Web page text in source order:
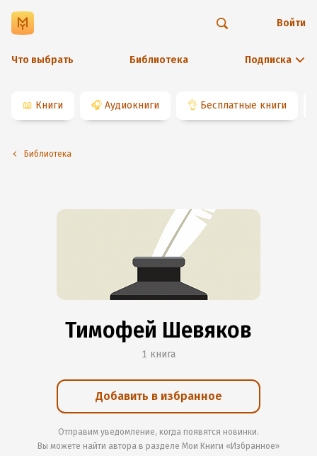
Что выбрать Библиотека Подписка
Войти
📖 Книги 🎧 Аудиокниги 👌 Бесплатные книги
Библиотека
Тимофей Шевяков
1 книга
Добавить в избранное
Отправим уведомление, когда появятся новинки.
Вы можете найти автора в разделе Мои Книги «Избранное»